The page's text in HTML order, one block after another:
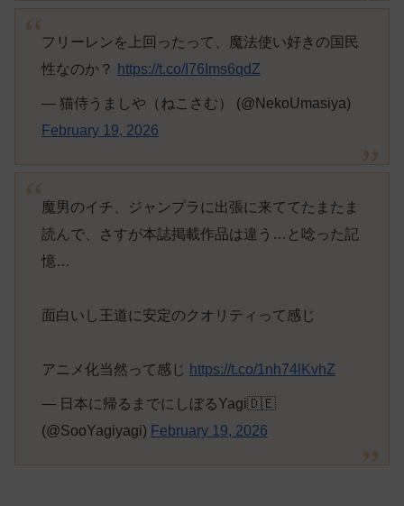
フリーレンを上回ったって、魔法使い好きの国民
性なのか？
https://t.co/I76Ims6qdZ
— 猫侍うましや（ねこさむ） (@NekoUmasiya)
February 19, 2026
魔男のイチ、ジャンプラに出張に来ててたまたま
読んで、さすが本誌掲載作品は違う…と唸った記
憶…
面白いし王道に安定のクオリティって感じ
アニメ化当然って感じ https://t.co/1nh74lKvhZ
— 日本に帰るまでにしぼるYagi🇩🇪
(@SooYagiyagi) February 19, 2026